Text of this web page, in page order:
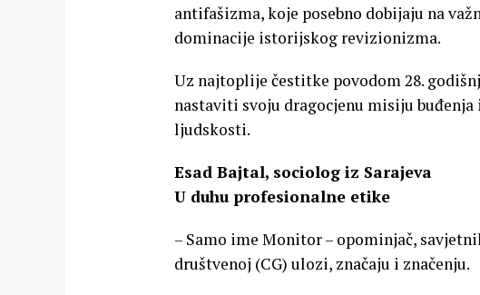
antifašizma, koje posebno dobijaju na
dominacije istorijskog revizionizma.
Uz najtoplije čestitke povodom 28.
nastaviti svoju dragocjenu misiju
ljudskosti.
Esad Bajtal, sociolog iz Sarajeva
U duhu profesionalne etike
– Samo ime Monitor – opominjač,
društvenoj (CG) ulozi, značaju i značenju.